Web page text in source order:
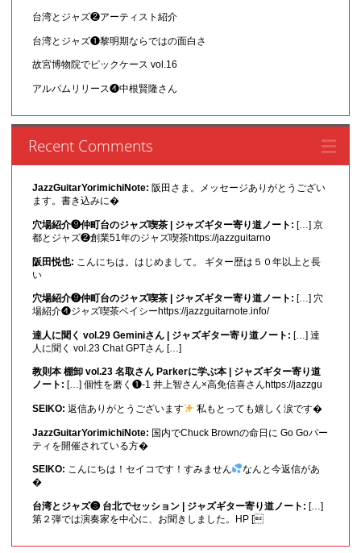
台湾とジャズ❷アーティスト紹介
台湾とジャズ❶黎明期ならではの面白さ
故宮博物院でピックケース vol.16
アルバムリリース❹中根賢隆さん
Recent Comments
JazzGuitarYorimichiNote: 阪田さま。メッセージありがとうござい
ます。書き込みに�
穴場紹介❾仲町台のジャズ喫茶 | ジャズギター寄り道ノート: […] 京
都とジャズ❷創業51年のジャズ喫茶https://jazzguitarno
阪田悦也: こんにちは。はじめまして。 ギター歴は５０年以上と長
い
穴場紹介❾仲町台のジャズ喫茶 | ジャズギター寄り道ノート: […] 穴
場紹介❹ジャズ喫茶ベイシーhttps://jazzguitarnote.info/
達人に聞く vol.29 Geminiさん | ジャズギター寄り道ノート: […] 達
人に聞く vol.23 Chat GPTさん […]
教則本 棚卸 vol.23 名取さん Parkerに学ぶ本 | ジャズギター寄り道
ノート: […] 個性を磨く❶-1 井上智さん×高免信喜さんhttps://jazzgu
SEIKO: 返信ありがとうございます 私もとっても嬉しく涙です�
JazzGuitarYorimichiNote: 国内でChuck Brownの命日に Go Goパー
ティを開催されている方�
SEIKO: こんにちは！セイコです！すみません
なんと今返信があ
�
台湾とジャズ❸ 台北でセッション | ジャズギター寄り道ノート: […]
第２弾では演奏家を中心に、お聞きしました。HP [